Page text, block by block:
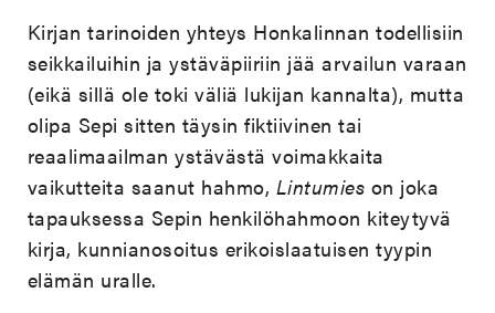
Kirjan tarinoiden yhteys Honkalinnan todellisiin
seikkailuihin ja ystäväpiiriin jää arvailun varaan
(eikä sillä ole toki väliä lukijan kannalta), mutta
olipa Sepi sitten täysin fiktiivinen tai
reaalimaailman ystävästä voimakkaita
vaikutteita saanut hahmo, Lintumies on joka
tapauksessa Sepin henkilöhahmoon kiteytyvä
kirja, kunnianosoitus erikoislaatuisen tyypin
elämän uralle.